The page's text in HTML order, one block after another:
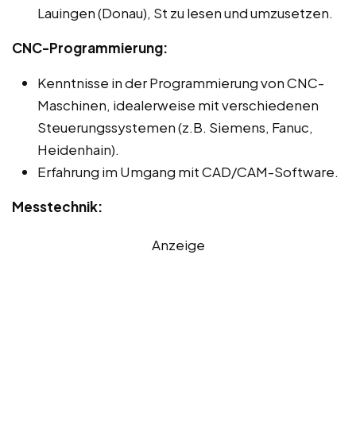
Lauingen (Donau), St zu lesen und umzusetzen.
CNC-Programmierung:
Kenntnisse in der Programmierung von CNC-
Maschinen, idealerweise mit verschiedenen
Steuerungssystemen (z.B. Siemens, Fanuc,
Heidenhain).
Erfahrung im Umgang mit CAD/CAM-Software.
Messtechnik:
Anzeige